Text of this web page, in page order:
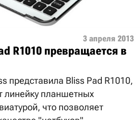
3 апреля 2013
R1010 превращается в
представила Bliss Pad R1010,
линейку планшетных
что позволяет